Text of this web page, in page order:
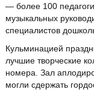
— более 100
музыкальных
специалистов
Кульминацией
лучшие творческие
номера. Зал
могли сдержать